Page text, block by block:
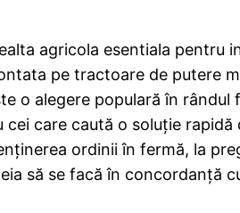
agricola esentiala pentru
pe tractoare de putere
o alegere populară în
care caută o soluție
ordinii în fermă, la
să se facă în concordanță